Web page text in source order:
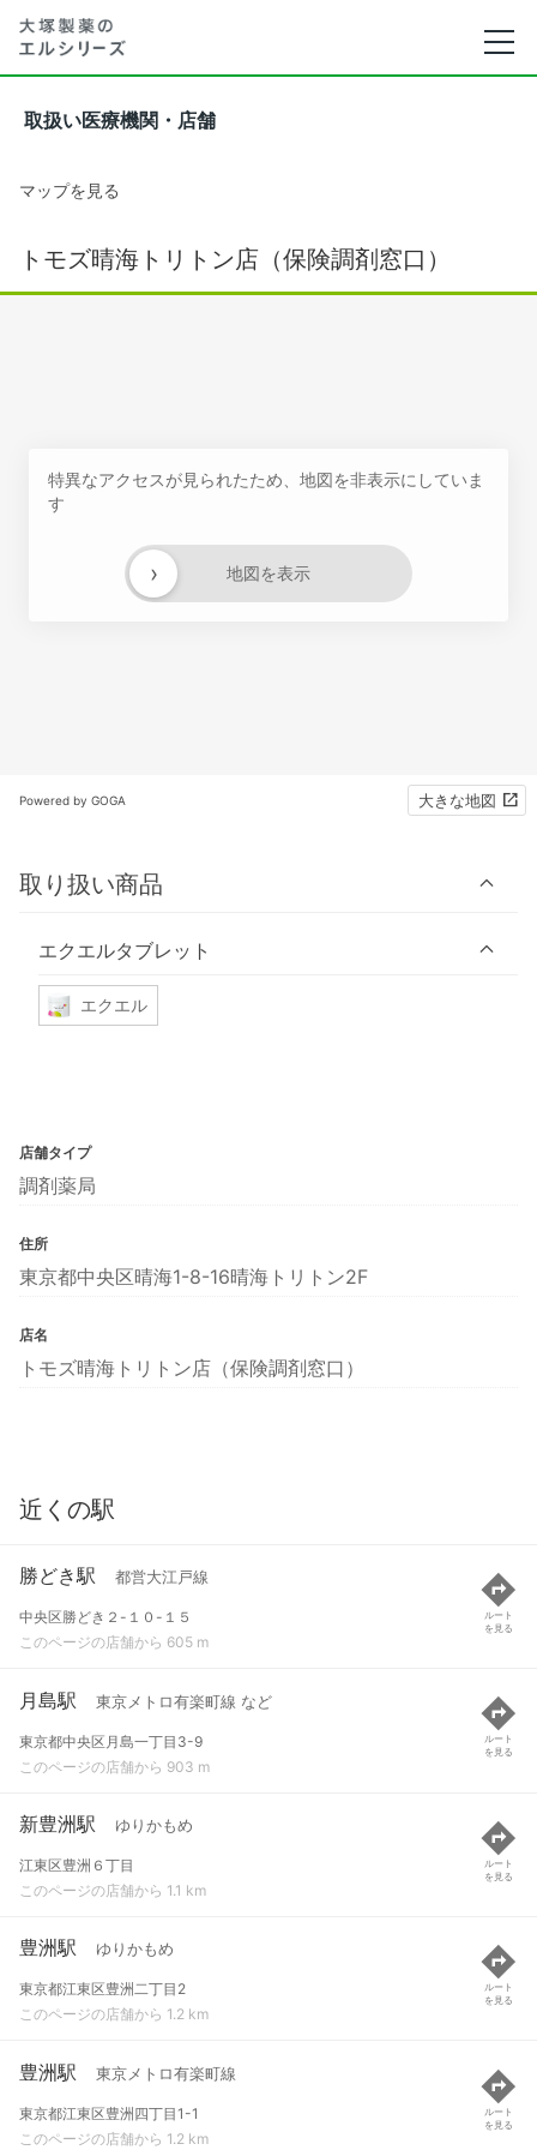
取扱い医療機関・店舗
マップを見る
トモズ晴海トリトン店（保険調剤窓口）
特異なアクセスが見られたため、地図を非表示にしていま
す
地図を表示
›
Powered by GOGA 大きな地図
取り扱い商品
エクエルタブレット
エクエル
店舗タイプ
調剤薬局
住所
東京都中央区晴海1-8-16晴海トリトン2F
店名
トモズ晴海トリトン店（保険調剤窓口）
近くの駅
勝どき駅 都営大江戸線
中央区勝どき２-１０-１５
このページの店舗から 605 m
ルート
を見る
月島駅 東京メトロ有楽町線 など
東京都中央区月島一丁目3-9
このページの店舗から 903 m
ルート
を見る
新豊洲駅 ゆりかもめ
江東区豊洲６丁目
このページの店舗から 1.1 km
ルート
を見る
豊洲駅 ゆりかもめ
東京都江東区豊洲二丁目2
このページの店舗から 1.2 km
ルート
を見る
豊洲駅 東京メトロ有楽町線
東京都江東区豊洲四丁目1-1
このページの店舗から 1.2 km
ルート
を見る